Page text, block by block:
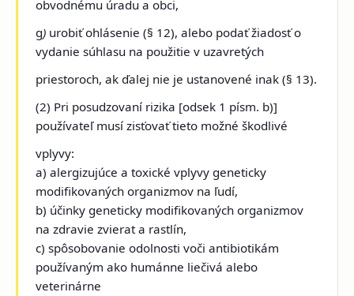
obvodnému úradu a obci,
g) urobiť ohlásenie (§ 12), alebo podať žiadosť o
vydanie súhlasu na použitie v uzavretých
priestoroch, ak ďalej nie je ustanovené inak (§ 13).
(2) Pri posudzovaní rizika [odsek 1 písm. b)]
používateľ musí zisťovať tieto možné škodlivé
vplyvy:
a) alergizujúce a toxické vplyvy geneticky
modifikovaných organizmov na ľudí,
b) účinky geneticky modifikovaných organizmov
na zdravie zvierat a rastlín,
c) spôsobovanie odolnosti voči antibiotikám
používaným ako humánne liečivá alebo
veterinárne